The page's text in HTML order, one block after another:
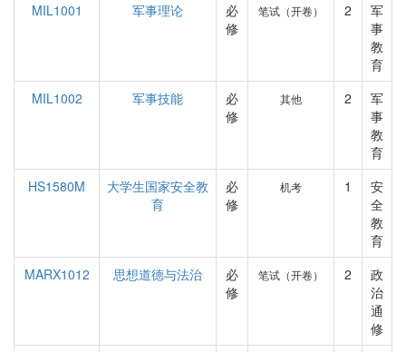
MIL1001 军事理论
必
修
笔试（开卷） 2
军
事
教
育
MIL1002
军事技能
必
修
其他 2
军
事
教
育
HS1580M
大学生国家安全教
育
必
修
机考 1
安
全
教
育
MARX1012
思想道德与法治
必
修
笔试（开卷） 2
政
治
通
修